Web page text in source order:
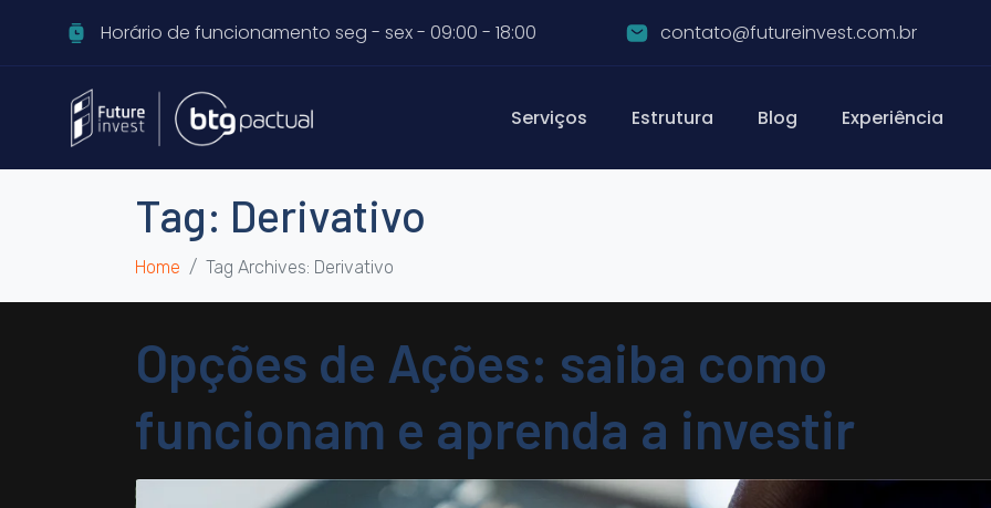
Horário de funcionamento seg - sex - 09:00 - 18:00 contato@futureinvest.com.br
Serviços Estrutura Blog Experiência
Tag: Derivativo
Home Tag Archives: Derivativo
Opções de Ações: saiba como
funcionam e aprenda a investir